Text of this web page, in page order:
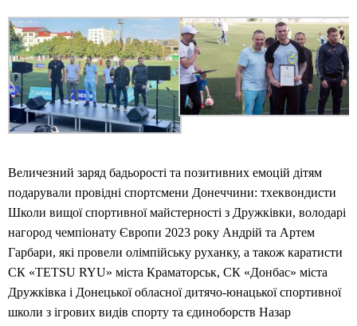
Величезний заряд бадьорості та позитивних емоцій дітям
подарували провідні спортсмени Донеччини: тхеквондисти
Школи вищої спортивної майстерності з Дружківки, володарі
нагород чемпіонату Європи 2023 року Андрій та Артем
Гарбари, які провели олімпійську руханку, а також каратисти
СК «TETSU RYU» міста Краматорськ, СК «Донбас» міста
Дружківка і Донецької обласної дитячо-юнацької спортивної
школи з ігрових видів спорту та єдиноборств Назар